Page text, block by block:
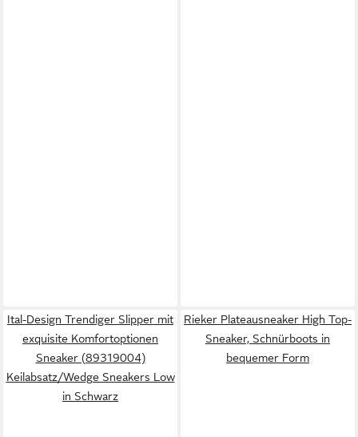
Ital-Design Trendiger Slipper mit
exquisite Komfortoptionen
Sneaker (89319004)
Keilabsatz/Wedge Sneakers Low
in Schwarz
Rieker Plateausneaker High Top-
Sneaker, Schnürboots in
bequemer Form